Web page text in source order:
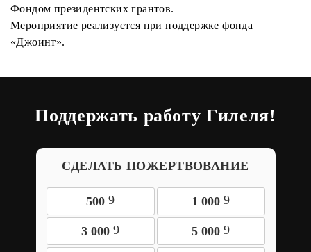
Фондом президентских грантов.
Мероприятие реализуется при поддержке фонда
«Джоинт».
Поддержать работу Гилеля!
СДЕЛАТЬ ПОЖЕРТВОВАНИЕ
500 9 1 000 9
3 000 9 5 000 9